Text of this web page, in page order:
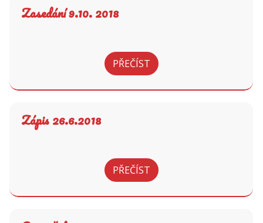
Zasedání 9.10. 2018
PŘEČÍST
Zápis 26.6.2018
PŘEČÍST